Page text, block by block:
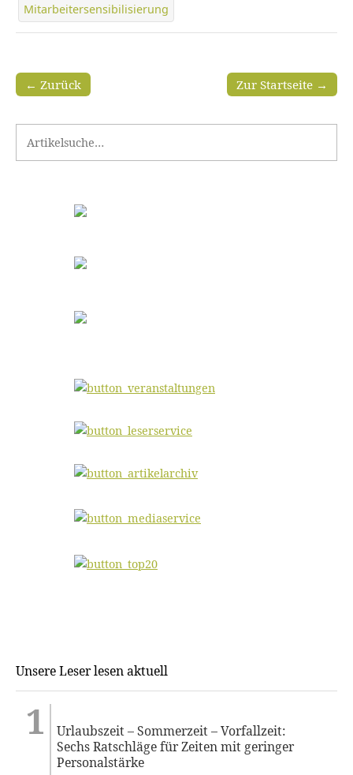
Mitarbeitersensibilisierung
Zur Startseite →
← Zurück
Unsere Leser lesen aktuell
Urlaubszeit – Sommerzeit – Vorfallzeit:
Sechs Ratschläge für Zeiten mit geringer
Personalstärke